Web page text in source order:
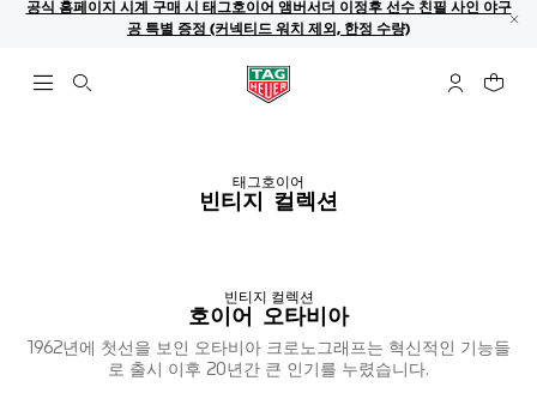
공식 홈페이지 시계 구매 시 태그호이어 앰버서더 이정후 선수 친필 사인 야구
공 특별 증정 (커넥티드 워치 제외, 한정 수량)
검색 열기 마이 태그호
귀하